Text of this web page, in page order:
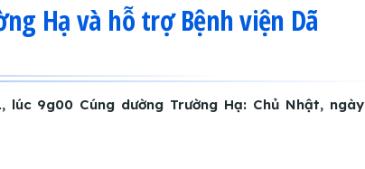
Hạ và hỗ trợ Bệnh viện Dã
9g00 Cúng dường Trường Hạ: Chủ Nhật, ngày